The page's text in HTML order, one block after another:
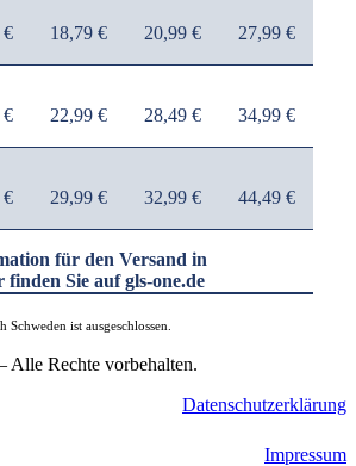
€
18,79 € 20,99 € 27,99 €
€
22,99 € 28,49 € 34,99 €
€
29,99 € 32,99 € 44,49 €
für den Versand in
Sie auf gls-one.de
Schweden ist ausgeschlossen.
Alle Rechte vorbehalten.
Datenschutzerklärung
Impressum